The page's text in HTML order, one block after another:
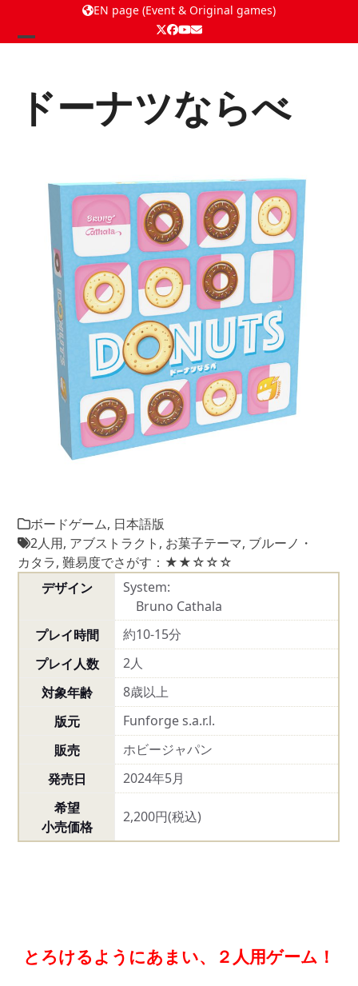
EN page (Event & Original games)
Twitter
Facebook
YouTube
Email
menu
menu
ドーナツならべ
ボードゲーム, 日本語版
2人用, アブストラクト , お菓子テーマ, ブルーノ・
カタラ,難易度でさがす：★★☆☆☆
デザイン
System:
Bruno Cathala
プレイ時間
約10-15分
プレイ人数
2人
対象年齢
8歳以上
版元
Funforge s.a.r.l.
販売
ホビージャパン
発売日
2024年5月
希望
小売価格
2,200円(税込)
とろけるようにあまい、２人用ゲーム！